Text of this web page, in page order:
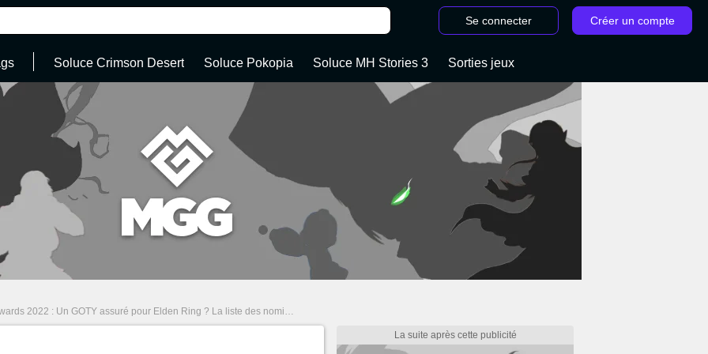
Se connecter Créer un compte
Soluce Crimson Desert Soluce Pokopia Soluce MH Stories 3 Sorties jeux
2022 : Un GOTY assuré pour Elden Ring ? La liste des nominés vient de tomber !